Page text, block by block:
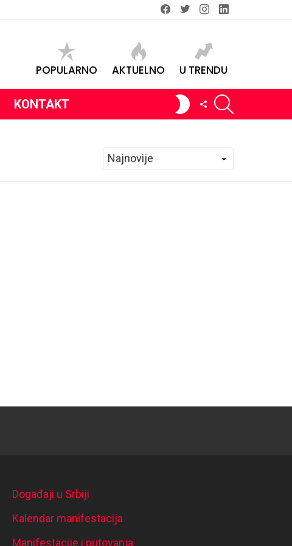
Facebook
Twitterinstagramlinkedin
POPULARNO AKTUELNO U TRENDU
KONTAKT
SWITCH
SKIN
FOLLOW
US
Događaji u Srbiji
Kalendar manifestacija
Manifestacije i putovanja